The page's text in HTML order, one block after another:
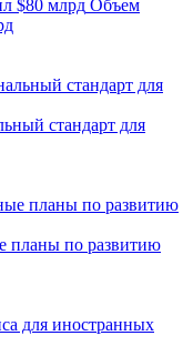
Объем
стандарт для
планы по развитию